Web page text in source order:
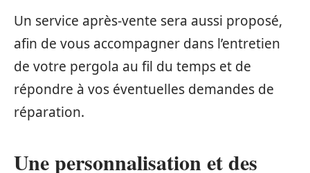
Un service après-vente sera aussi proposé,
afin de vous accompagner dans l’entretien
de votre pergola au fil du temps et de
répondre à vos éventuelles demandes de
réparation.
Une personnalisation et des